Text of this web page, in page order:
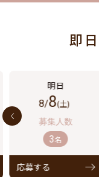
即
8/8(土)
3名
応募する